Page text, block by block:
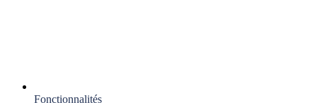
Fonctionnalités